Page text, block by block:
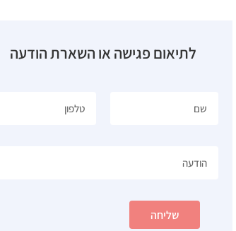
לתיאום פגישה או השארת הודעה
שליחה